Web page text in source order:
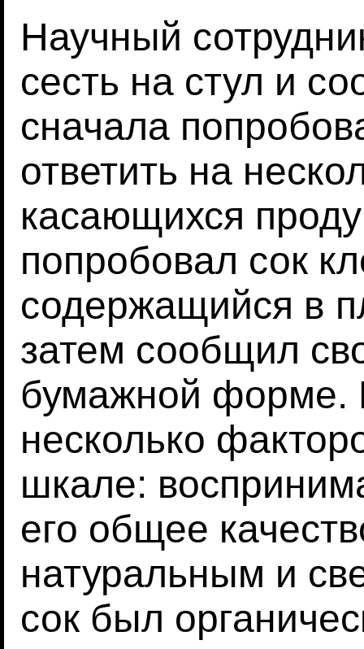
Научный
сесть на стул и
сначала
ответить на
касающихся
попробовал сок
содержащийся в
затем сообщил
бумажной форме.
несколько
шкале:
его общее
натуральным и
сок был